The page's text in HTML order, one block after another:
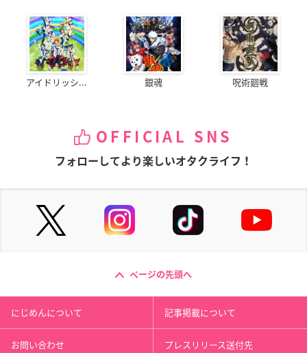
アイドリッシ... 銀魂 呪術廻戦
OFFICIAL SNS
フォローしてより楽しいオタクライフ！
ページの先頭へ
にじめんについて 記事掲載について
お問い合わせ プレスリリース送付先